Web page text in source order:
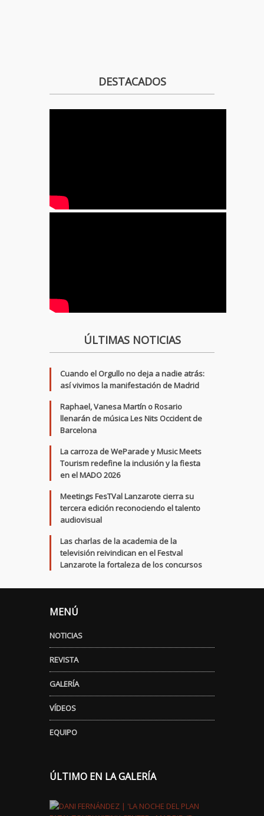
DESTACADOS
ÚLTIMAS NOTICIAS
Cuando el Orgullo no deja a nadie atrás:
así vivimos la manifestación de Madrid
Raphael, Vanesa Martín o Rosario
llenarán de música Les Nits Occident de
Barcelona
La carroza de WeParade y Music Meets
Tourism redefine la inclusión y la fiesta
en el MADO 2026
Meetings FesTVal Lanzarote cierra su
tercera edición reconociendo el talento
audiovisual
Las charlas de la academia de la
televisión reivindican en el Festval
Lanzarote la fortaleza de los concursos
MENÚ
NOTICIAS
REVISTA
GALERÍA
VÍDEOS
EQUIPO
ÚLTIMO EN LA GALERÍA